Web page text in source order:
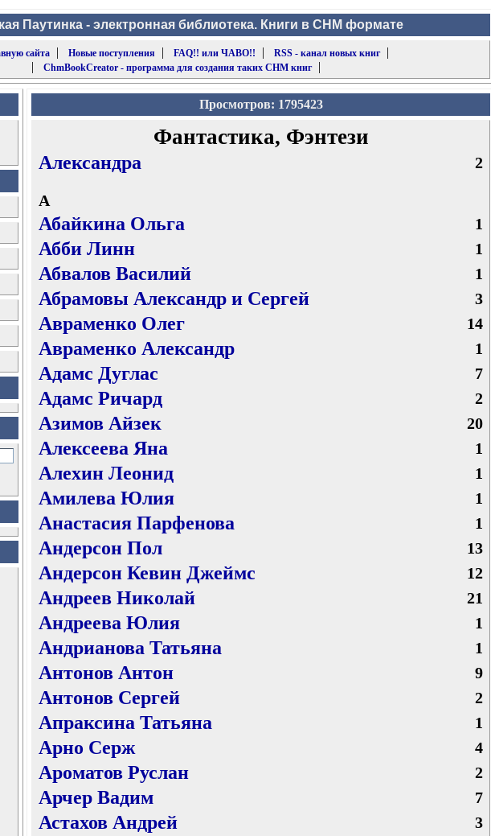
Паутинка - электронная библиотека. Книги в CHM формате
сайта| Новые поступления | FAQ!! или ЧАВО!! | RSS - канал новых книг|
|
ChmBookCreator - программа для создания таких CHM книг|
Просмотров: 1795423
Фантастика, Фэнтези
Александра 2
А
Абайкина Ольга 1
Абби Линн 1
Абвалов Василий 1
Абрамовы Александр и Сергей 3
Авраменко Олег 14
Авраменко Александр 1
Адамс Дуглас 7
Адамс Ричард 2
Азимов Айзек 20
Алексеева Яна 1
Алехин Леонид 1
Амилева Юлия 1
Анастасия Парфенова 1
Андерсон Пол 13
Андерсон Кевин Джеймс 12
Андреев Николай 21
Андреева Юлия 1
Андрианова Татьяна 1
Антонов Антон 9
Антонов Сергей 2
Апраксина Татьяна 1
Арно Серж 4
Ароматов Руслан 2
Арчер Вадим 7
Астахов Андрей 3